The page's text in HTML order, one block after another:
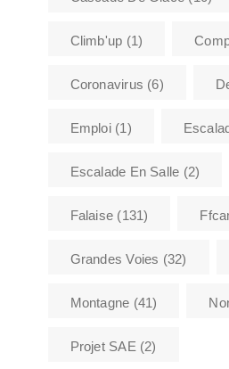
Climb'up (1)
Coronavirus (6)
Emploi(1)
Escalade En Salle (2)
Falaise (131)
Grandes Voies (32)
Montagne (41)
Projet SAE (2)